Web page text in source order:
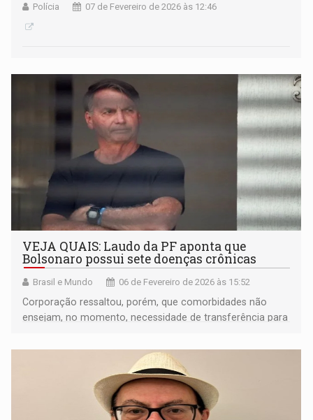
Polícia 07 de Fevereiro de 2026 às 12:46
VEJA QUAIS: Laudo da PF aponta que
Bolsonaro possui sete doenças crônicas
Brasil e Mundo 06 de Fevereiro de 2026 às 15:52
Corporação ressaltou, porém, que comorbidades não
ensejam, no momento, necessidade de transferência para